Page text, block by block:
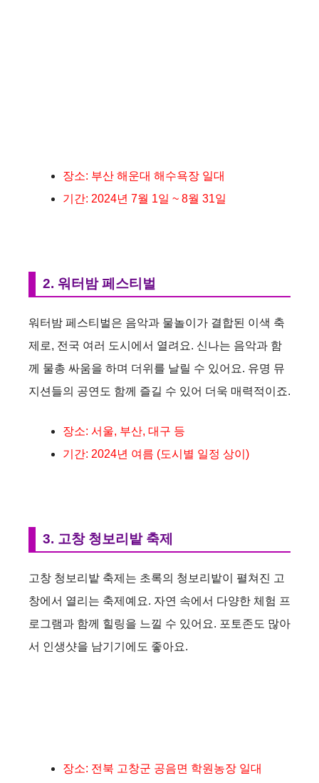
장소: 부산 해운대 해수욕장 일대
기간: 2024년 7월 1일 ~ 8월 31일
2. 워터밤 페스티벌
워터밤 페스티벌은 음악과 물놀이가 결합된 이색 축
제로, 전국 여러 도시에서 열려요. 신나는 음악과 함
께 물총 싸움을 하며 더위를 날릴 수 있어요. 유명 뮤
지션들의 공연도 함께 즐길 수 있어 더욱 매력적이죠.
장소: 서울, 부산, 대구 등
기간: 2024년 여름 (도시별 일정 상이)
3. 고창 청보리밭 축제
고창 청보리밭 축제는 초록의 청보리밭이 펼쳐진 고
창에서 열리는 축제예요. 자연 속에서 다양한 체험 프
로그램과 함께 힐링을 느낄 수 있어요. 포토존도 많아
서 인생샷을 남기기에도 좋아요.
장소: 전북 고창군 공음면 학원농장 일대